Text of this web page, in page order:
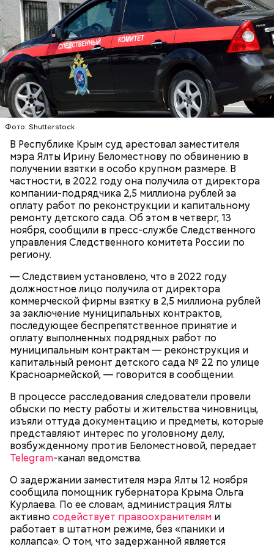
Фото: Shutterstock
В Республике Крым суд арестовал заместителя
мэра Ялты Ирину Беломестнову по обвинению в
получении взятки в особо крупном размере. В
частности, в 2022 году она получила от директора
компании-подрядчика 2,5 миллиона рублей за
оплату работ по реконструкции и капитальному
ремонту детского сада. Об этом в четверг, 13
ноября, сообщили в пресс-службе Следственного
управления Следственного комитета России по
региону.
— Следствием установлено, что в 2022 году
должностное лицо получила от директора
коммерческой фирмы взятку в 2,5 миллиона рублей
за заключение муниципальных контрактов,
последующее беспрепятственное принятие и
оплату выполненных подрядных работ по
муниципальным контрактам — реконструкция и
капитальный ремонт детского сада № 22 по улице
Красноармейской, — говорится в сообщении.
В процессе расследования следователи провели
обыски по месту работы и жительства чиновницы,
изъяли оттуда документацию и предметы, которые
представляют интерес по уголовному делу,
возбужденному против Беломестновой, передает
Telegram-канал ведомства.
О задержании заместителя мэра Ялты 12 ноября
сообщила помощник губернатора Крыма Ольга
Курлаева. По ее словам, администрация Ялты
активно содействует правоохранителям и
работает в штатном режиме, без «паники и
коллапса». О том, что задержанной является
— Гасанов, являясь индивидуальным
предпринимателем, осуществлял
Родственники обналичивали деньги и возвращали
их Гасанову. А чтобы пользоваться деньгами и не
вызвать подозрений у налоговой, Гасанов либо
распределял их между еще несколькими счетами,
либопокупал на них квартиры.
Блогеру грозило до семи лет лишения свободы.
Следующим подопытным стал друг детства
Миссюры Константин. 3 февраля того же года,
когда молодые люди ехали вместе в машине,
подозреваемый угостил приятеля морсом с
этиленгликолем. Через два дня Константин умер в
— Мы съездили за витаминами, вернулись обратно,
поднялись домой. У него ухудшилось самочувствие
через сутки... Его увезли в больницу,
реанимировали, и там он скончался, — рассказывал
Миссюра на допросе.
Play
Video
Тогда медики не смогли установить точную
причину смерти Константина. Подозрения
родителей погибшего юноши пали на Миссюру, но
доказать его причастность к кончине их сына не
удалось. Когда же подозреваемого задержали, он
заявил, что ничего не подсыпал в морс и утверждал,
что яд могли добавить в бутылкунекие
недоброжелатели